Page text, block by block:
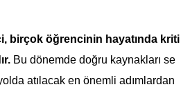
birçok öğrencinin hayatında kriti
Bu dönemde doğru kaynakları se
atılacak en önemli adımlardan